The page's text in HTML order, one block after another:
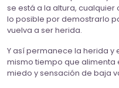
se está a la altura, cualquier
lo posible por demostrarlo
vuelva a ser herida.
Y así permanece la herida
mismo tiempo que alimenta
miedo y sensación de baja